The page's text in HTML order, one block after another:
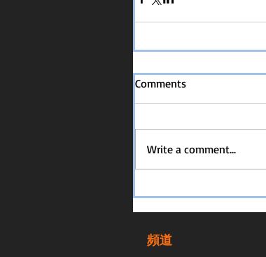
Comments
Write a comment...
頻道